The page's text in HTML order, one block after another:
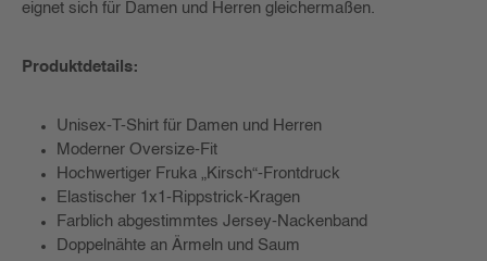
eignet sich für Damen und Herren gleichermaßen.
Produktdetails:
Unisex-T-Shirt für Damen und Herren
Moderner Oversize-Fit
Hochwertiger Fruka „Kirsch“-Frontdruck
Elastischer 1x1-Rippstrick-Kragen
Farblich abgestimmtes Jersey-Nackenband
Doppelnähte an Ärmeln und Saum